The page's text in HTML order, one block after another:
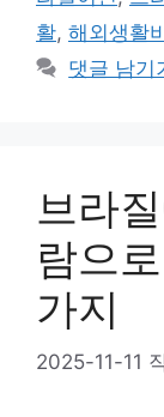
활, 해외생활
댓글 남기
브라
람으
가지
2025-11-11